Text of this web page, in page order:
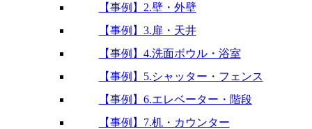
【事例】2.壁・外壁
【事例】3.扉・天井
【事例】4.洗面ボウル・浴室
【事例】5.シャッター・フェンス
【事例】6.エレベーター・階段
【事例】7.机・カウンター